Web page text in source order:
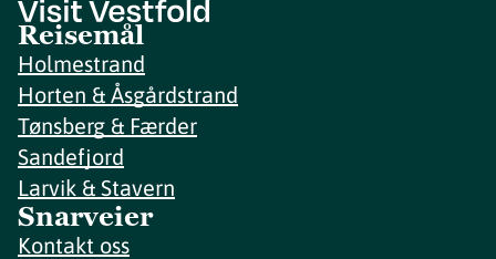
Reisemål
Holmestrand
Horten & Åsgårdstrand
Tønsberg & Færder
Sandefjord
Larvik & Stavern
Snarveier
Kontakt oss